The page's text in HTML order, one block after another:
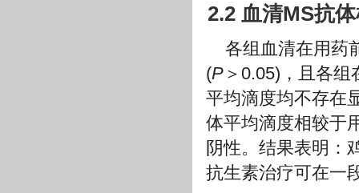
2.2 血清MS抗
各组血清在用药
(P ＞0.05)，且各
平均滴度均不存在
体平均滴度相较于
阴性。结果表明：
抗生素治疗可在一